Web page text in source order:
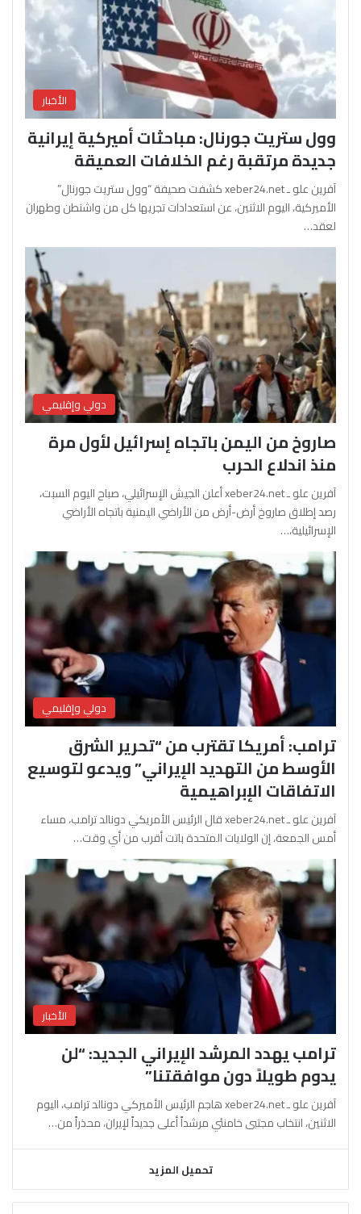
الأخبار
وول ستريت جورنال: مباحثات أميركية إيرانية
جديدة مرتقبة رغم الخلافات العميقة
آفرين علو ـ xeber24.net كشفت صحيفة “وول ستريت جورنال”
الأميركية، اليوم الاثنين، عن استعدادات تجريها كل من واشنطن وطهران
لعقد…
دولي وإقليمي
صاروخ من اليمن باتجاه إسرائيل لأول مرة
منذ اندلاع الحرب
آفرين علو ـ xeber24.net أعلن الجيش الإسرائيلي، صباح اليوم السبت،
رصد إطلاق صاروخ أرض-أرض من الأراضي اليمنية باتجاه الأراضي
الإسرائيلية،…
دولي وإقليمي
ترامب: أمريكا تقترب من “تحرير الشرق
الأوسط من التهديد الإيراني” ويدعو لتوسيع
الاتفاقات الإبراهيمية
آفرين علو ـ xeber24.net قال الرئيس الأمريكي دونالد ترامب، مساء
أمس الجمعة، إن الولايات المتحدة باتت أقرب من أي وقت…
الأخبار
ترامب يهدد المرشد الإيراني الجديد: “لن
يدوم طويلاً دون موافقتنا”
آفرين علو ـ xeber24.net هاجم الرئيس الأميركي دونالد ترامب، اليوم
الاثنين، انتخاب مجتبى خامنئي مرشداً أعلى جديداً لإيران، محذراً من…
تحميل المزيد